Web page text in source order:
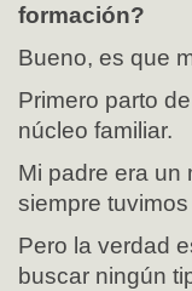
formación?
Bueno, es que
Primero parto
núcleo familiar.
Mi padre era un
siempre
Pero la verdad
buscar ningún